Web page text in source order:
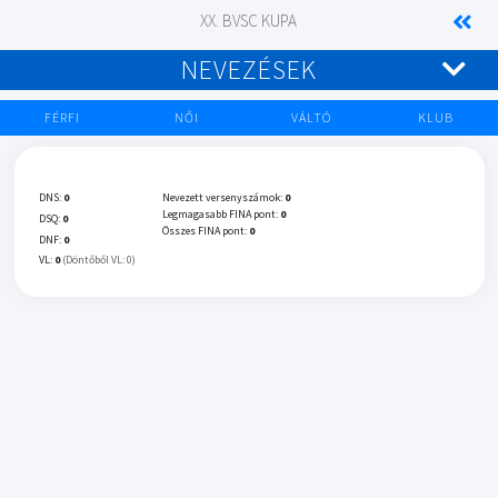
XX. BVSC KUPA
NEVEZÉSEK
FÉRFI NŐI VÁLTÓ KLUB
DNS: 0
DSQ: 0
DNF: 0
VL: 0 (Döntőből VL: 0)
Nevezett versenyszámok: 0
Legmagasabb FINA pont: 0
Összes FINA pont: 0